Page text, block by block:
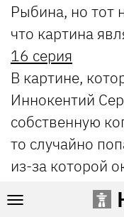
Рыбина, но тот
что картина
16 серия
В картине,
Иннокентий
собственную
то случайно
из-за которой
жизнь.
похищенная